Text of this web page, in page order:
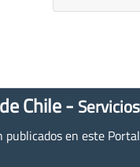
Chile -
en este